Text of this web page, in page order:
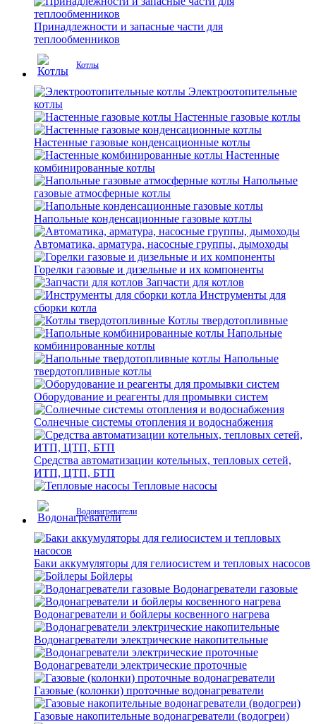
Принадлежности и запасные части для
теплообменников
Котлы
Электроотопительные
котлы
Настенные газовые котлы
Настенные газовые конденсационные котлы
Настенные
комбинированные котлы
Напольные
газовые атмосферные котлы
Напольные конденсационные газовые котлы
Автоматика, арматура, насосные группы, дымоходы
Горелки газовые и дизельные и их компоненты
Запчасти для котлов
Инструменты для
сборки котла
Котлы твердотопливные
Напольные
комбинированные котлы
Напольные
твердотопливные котлы
Оборудование и реагенты для промывки систем
Солнечные системы отопления и водоснабжения
Средства автоматизации котельных, тепловых сетей,
ИТП, ЦТП, БТП
Тепловые насосы
Водонагреватели
Баки аккумуляторы для гелиосистем и тепловых насосов
Бойлеры
Водонагреватели газовые
Водонагреватели и бойлеры косвенного нагрева
Водонагреватели электрические накопительные
Водонагреватели электрические проточные
Газовые (колонки) проточные водонагреватели
Газовые накопительные водонагреватели (водогреи)